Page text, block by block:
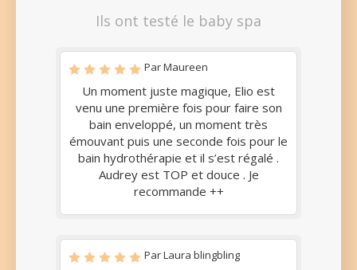
Ils ont testé le baby spa
Par Maureen
Un moment juste magique, Elio est
venu une première fois pour faire son
bain enveloppé, un moment très
émouvant puis une seconde fois pour le
bain hydrothérapie et il s’est régalé .
Audrey est TOP et douce . Je
recommande ++
Par Laura blingbling